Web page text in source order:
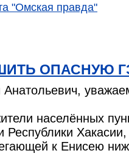
"Омская правда"
ОПАСНУЮ
населённых
Республики
к Енисею